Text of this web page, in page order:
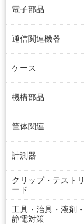
電子部品
通信関連機器
ケース
機構部品
筐体関連
計測器
クリップ・テストリ
ード
工具・治具・液剤・
静電対策